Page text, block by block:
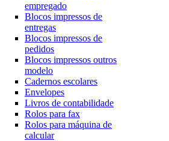
empregado
Blocos impressos de
entregas
Blocos impressos de
pedidos
Blocos impressos outros
modelo
Cadernos escolares
Envelopes
Livros de contabilidade
Rolos para fax
Rolos para máquina de
calcular